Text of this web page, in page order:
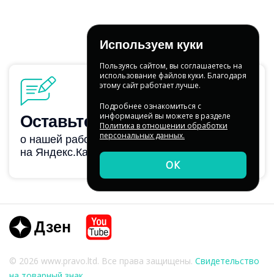
Используем куки
Пользуясь сайтом, вы соглашаетесь на
использование файлов куки. Благодаря
этому сайт работает лучше.
Подробнее ознакомиться с
информацией вы можете в разделе
Политика в отношении обработки
персональных данных.
ОК
© 2026 www.pravo.ltd. Все права защищены. Свидетельство